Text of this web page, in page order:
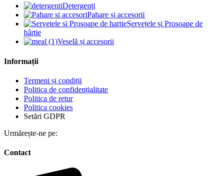
Detergenți
Pahare și accesorii
Șervețele și Prosoape de
hârtie
Veselă și accesorii
Informații
Termeni și condiții
Politica de confidențialitate
Politica de retur
Politica cookies
Setări GDPR
Urmărește-ne pe:
Contact